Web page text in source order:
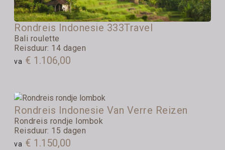
Rondreis Indonesie 333Travel
Bali roulette
Reisduur: 14 dagen
va € 1.106,00
Rondreis Indonesie Van Verre Reizen
Rondreis rondje lombok
Reisduur: 15 dagen
va € 1.150,00